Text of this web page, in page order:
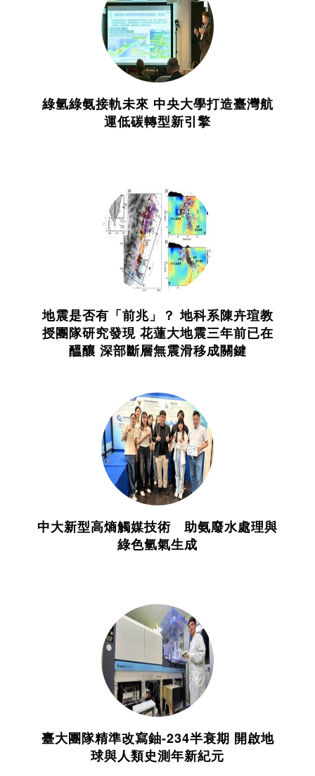
綠氫綠氨接軌未來 中央大學打造臺灣航
運低碳轉型新引擎
地震是否有「前兆」？ 地科系陳卉瑄教
授團隊研究發現 花蓮大地震三年前已在
醞釀 深部斷層無震滑移成關鍵
中大新型高熵觸媒技術 助氨廢水處理與
綠色氫氣生成
臺大團隊精準改寫鈾-234半衰期 開啟地
球與人類史測年新紀元